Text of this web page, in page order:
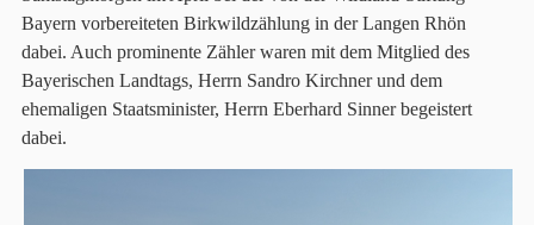
Bayern vorbereiteten Birkwildzählung in der Langen Rhön
dabei. Auch prominente Zähler waren mit dem Mitglied des
Bayerischen Landtags, Herrn Sandro Kirchner und dem
ehemaligen Staatsminister, Herrn Eberhard Sinner begeistert
dabei.